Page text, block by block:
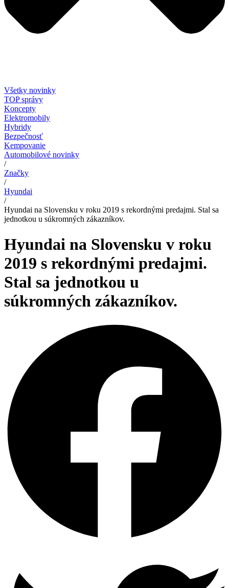
Všetky novinky
TOP správy
Koncepty
Elektromobily
Hybridy
Bezpečnosť
Kempovanie
Automobilové novinky
/
Značky
/
Hyundai
/
Hyundai na Slovensku v roku 2019 s rekordnými predajmi. Stal sa
jednotkou u súkromných zákazníkov.
Hyundai na Slovensku v roku
2019 s rekordnými predajmi.
Stal sa jednotkou u
súkromných zákazníkov.